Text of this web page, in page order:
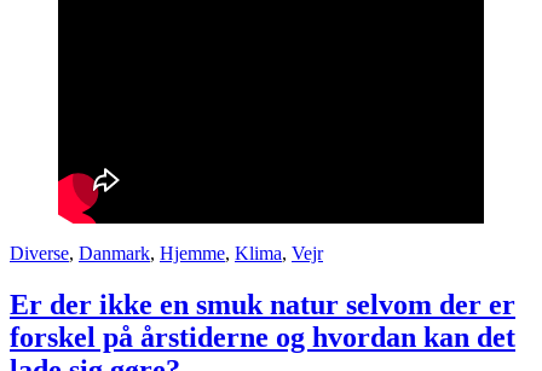
Diverse, Danmark, Hjemme, Klima, Vejr
Er der ikke en smuk natur selvom der er
forskel på årstiderne og hvordan kan det